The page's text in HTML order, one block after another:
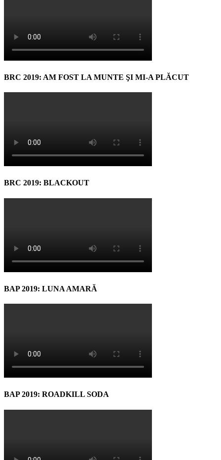
BRC 2019: AM FOST LA MUNTE ŞI MI-A PLĂCUT
BRC 2019: BLACKOUT
BAP 2019: LUNA AMARĂ
BAP 2019: ROADKILL SODA